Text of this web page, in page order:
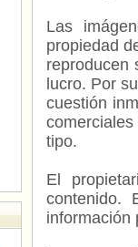
Las
propiedad
reproducen
lucro. Por
cuestión
tipo.
El
contenido.
información